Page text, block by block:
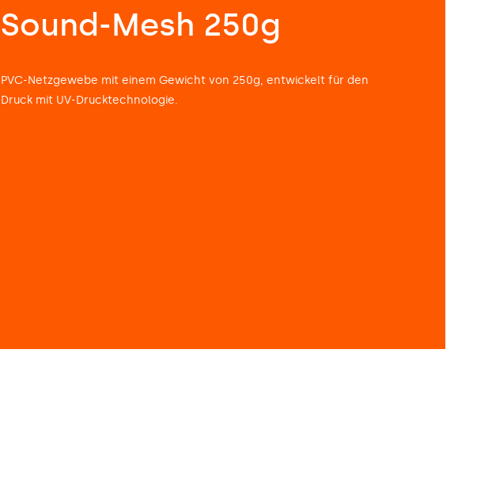
Sound-Mesh 250g
PVC-Netzgewebe mit einem Gewicht von 250g, entwickelt für den
Druck mit UV-Drucktechnologie.